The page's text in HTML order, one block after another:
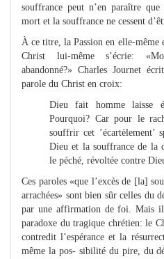
souffrance peut n’en paraître
mort et la souffrance ne cessent
À ce titre, la Passion en elle-même
Christ lui-même s’écrie:
abandonné?» Charles Journet
parole du Christ en croix:
Dieu fait homme laisse
Pourquoi? Car pour le
souffrir cet
Dieu et la souffrance de la
le péché, révoltée contre
Ces paroles «que l’excès de [la]
arrachées» sont bien sûr celles du
par une affirmation de foi. Mais
paradoxe du tragique chrétien: le
contredit l’espérance et la
même la pos- sibilité du pire, du